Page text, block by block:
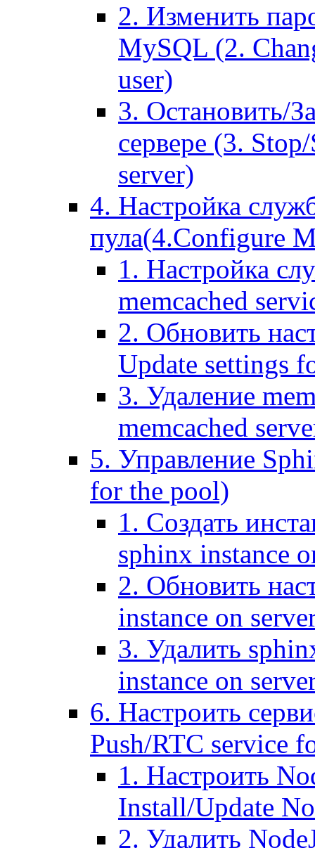
2. Изменить
MySQL (2.
user)
3. Остановить/
сервере (3.
server)
4. Настройка
пула(4.Configure
1. Настройка
memcached
2. Обновить
Update settings
3. Удаление
memcached
5. Управление
for the pool)
1. Создать
sphinx instance
2. Обновить
instance on
3. Удалить
instance on
6. Настроить
Push/RTC service
1. Настроить
Install/Update
2. Удалить